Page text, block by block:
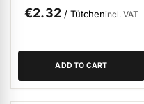
€2.32/ Tütchenincl. VAT
ADD TO CART